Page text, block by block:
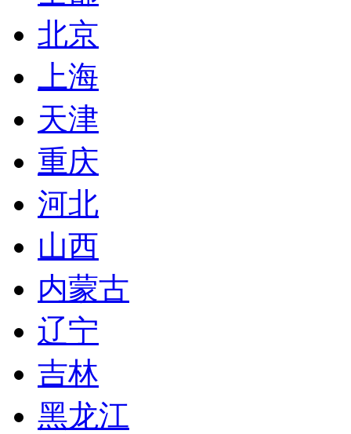
北京
上海
天津
重庆
河北
山西
内蒙古
辽宁
吉林
黑龙江